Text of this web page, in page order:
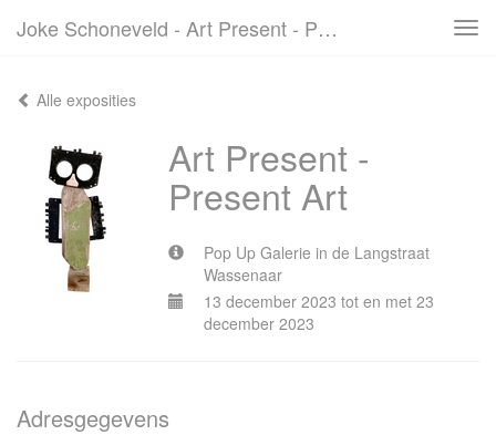
Joke Schoneveld - Art Present - Present Art
Alle exposities
Art Present -
Present Art
Pop Up Galerie in de Langstraat
Wassenaar
13 december 2023 tot en met 23
december 2023
Adresgegevens